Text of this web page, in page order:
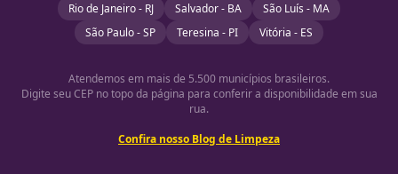
Rio de Janeiro - RJ
Salvador - BA
São Luís - MA
São Paulo - SP
Teresina - PI Vitória - ES
Atendemos em mais de 5.500 municípios brasileiros.
Digite seu CEP no topo da página para conferir a disponibilidade em sua
rua.
Confira nosso Blog de Limpeza